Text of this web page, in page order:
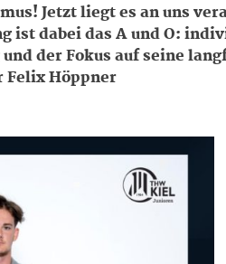
Jetzt liegt es an uns
ist dabei das A und O:
der Fokus auf seine
Felix Höppner